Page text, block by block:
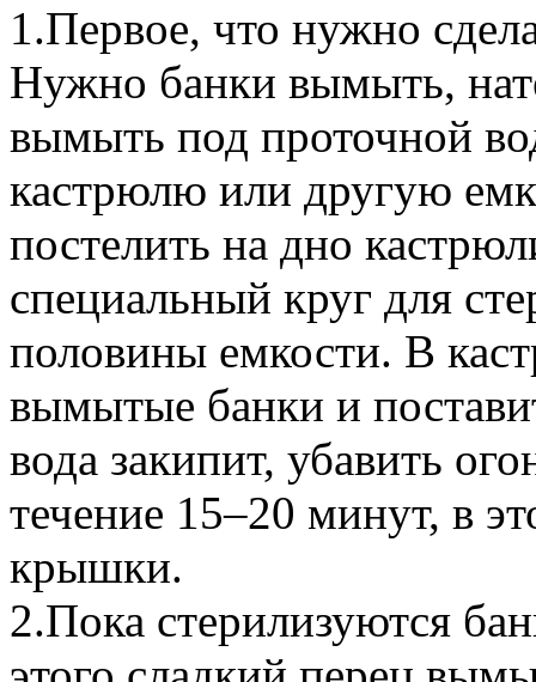
1.Первое, что нужно
Нужно банки вымыть,
вымыть под проточной
кастрюлю или другую
постелить на дно
специальный круг для
половины емкости. В
вымытые банки и
вода закипит, убавить
течение 15–20 минут, в
крышки.
2.Пока стерилизуются